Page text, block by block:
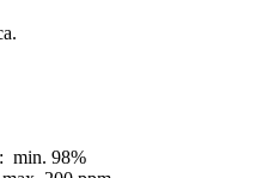
min. 98%